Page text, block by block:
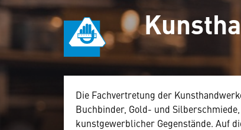
Die Fachvertretung der
Buchbinder, Gold- und
kunstgewerblicher Gegenstände. Auf